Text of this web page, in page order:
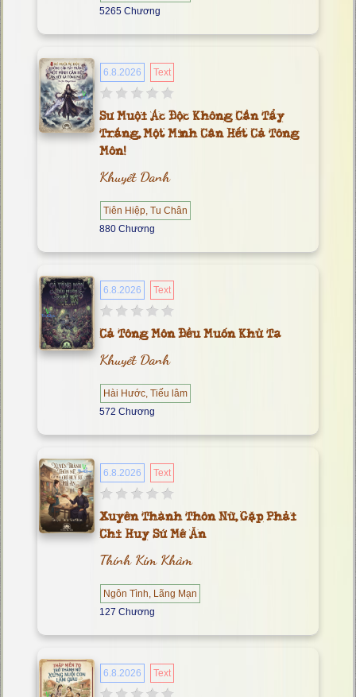
5265 Chương
6.8.2026 Text
Sư Muội Ác Độc Không Cần Tẩy
Trắng, Một Mình Cân Hết Cả Tông
Môn!
Khuyết Danh
Tiên Hiệp, Tu Chân
880 Chương
6.8.2026 Text
Cả Tông Môn Đều Muốn Khử Ta
Khuyết Danh
Hài Hước, Tiếu lâm
572 Chương
6.8.2026 Text
Xuyên Thành Thôn Nữ, Gặp Phải
Chỉ Huy Sứ Mê Ăn
Thính Kim Khảm
Ngôn Tình, Lãng Mạn
127 Chương
6.8.2026 Text